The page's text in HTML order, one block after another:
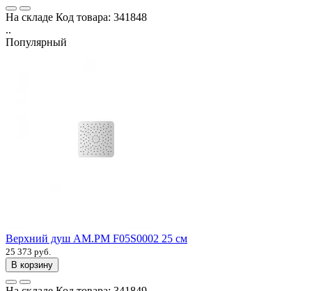
На складе Код товара: 341848
..
Популярный
Верхний душ AM.PM F05S0002 25 см
25 373 руб.
В корзину